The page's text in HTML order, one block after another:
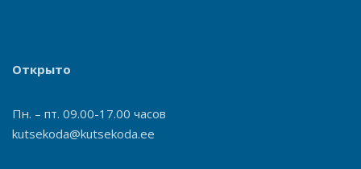
Открыто
Пн. – пт. 09.00-17.00 часов
kutsekoda@kutsekoda.ee